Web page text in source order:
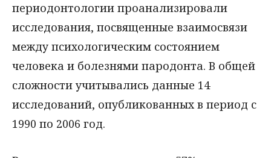
периодонтологии проанализировали
исследования, посвященные взаимосвязи
между психологическим состоянием
человека и болезнями пародонта. В общей
сложности учитывались данные 14
исследований, опубликованных в период с
1990 по 2006 год.